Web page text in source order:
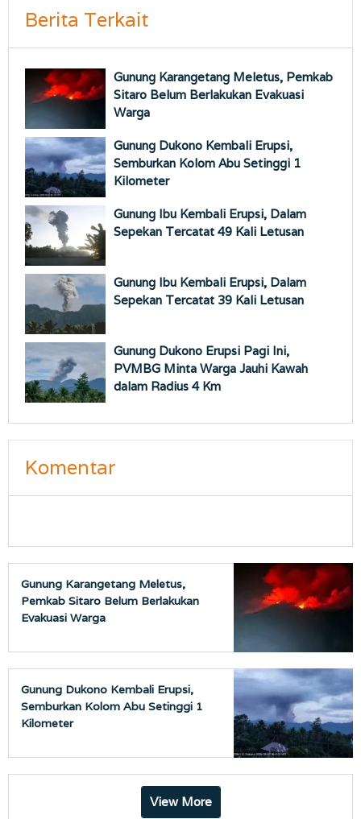
Berita Terkait
Gunung Karangetang Meletus, Pemkab
Sitaro Belum Berlakukan Evakuasi
Warga
Gunung Dukono Kembali Erupsi,
Semburkan Kolom Abu Setinggi 1
Kilometer
Gunung Ibu Kembali Erupsi, Dalam
Sepekan Tercatat 49 Kali Letusan
Gunung Ibu Kembali Erupsi, Dalam
Sepekan Tercatat 39 Kali Letusan
Gunung Dukono Erupsi Pagi Ini,
PVMBG Minta Warga Jauhi Kawah
dalam Radius 4 Km
Komentar
Gunung Karangetang Meletus,
Pemkab Sitaro Belum Berlakukan
Evakuasi Warga
Gunung Dukono Kembali Erupsi,
Semburkan Kolom Abu Setinggi 1
Kilometer
View More